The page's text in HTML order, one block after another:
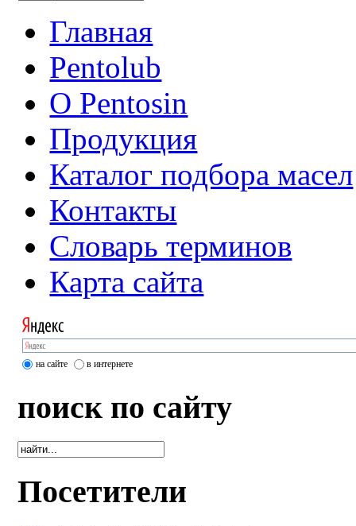
Главная
Pentolub
О Pentosin
Продукция
Каталог подбора масел
Контакты
Словарь терминов
Карта сайта
на сайте в интернете
поиск по сайту
Посетители